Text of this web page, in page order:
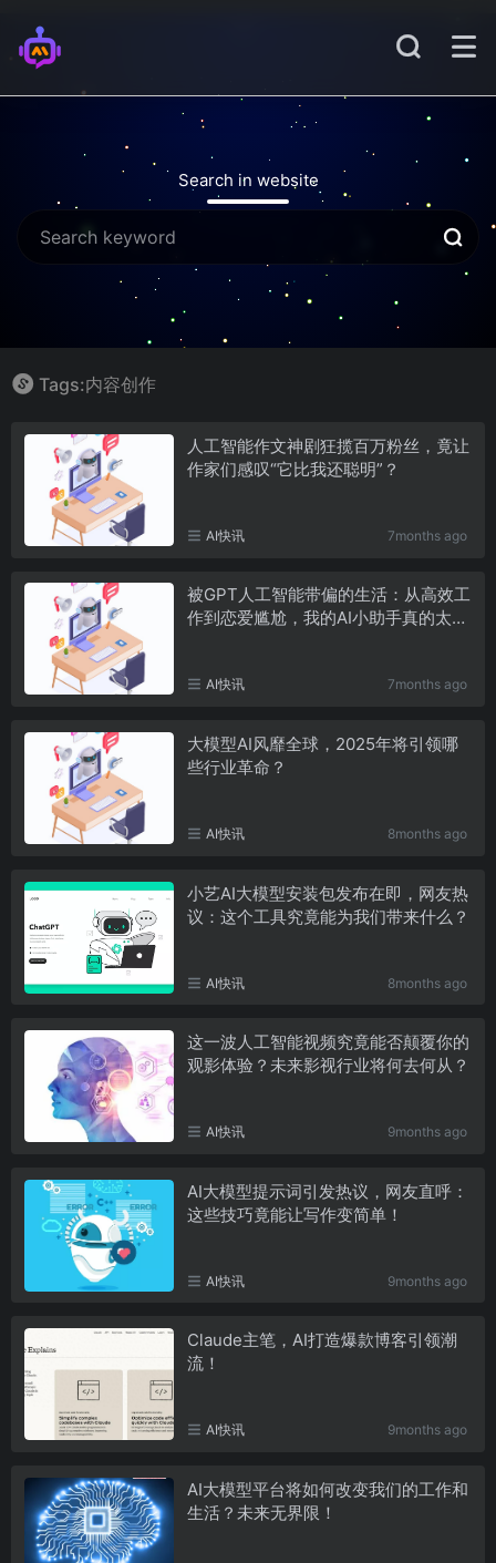
Search in website
Tags:内容创作
人工智能作文神剧狂揽百万粉丝，竟让
作家们感叹“它比我还聪明”？
AI快讯 7months ago
被GPT人工智能带偏的生活：从高效工
作到恋爱尴尬，我的AI小助手真的太强
AI快讯 7months ago
大模型AI风靡全球，2025年将引领哪
些行业革命？
AI快讯 8months ago
小艺AI大模型安装包发布在即，网友热
议：这个工具究竟能为我们带来什么？
AI快讯 8months ago
这一波人工智能视频究竟能否颠覆你的
观影体验？未来影视行业将何去何从？
AI快讯 9months ago
AI大模型提示词引发热议，网友直呼：
这些技巧竟能让写作变简单！
AI快讯 9months ago
Claude主笔，AI打造爆款博客引领潮
流！
AI快讯 9months ago
AI大模型平台将如何改变我们的工作和
生活？未来无界限！